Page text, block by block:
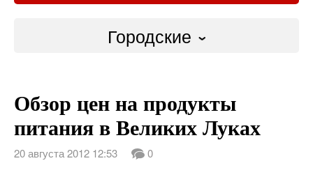
Городские
Слово Дело
Народные
Обзор цен на продукты
питания в Великих Луках
20 августа 2012 12:53 0